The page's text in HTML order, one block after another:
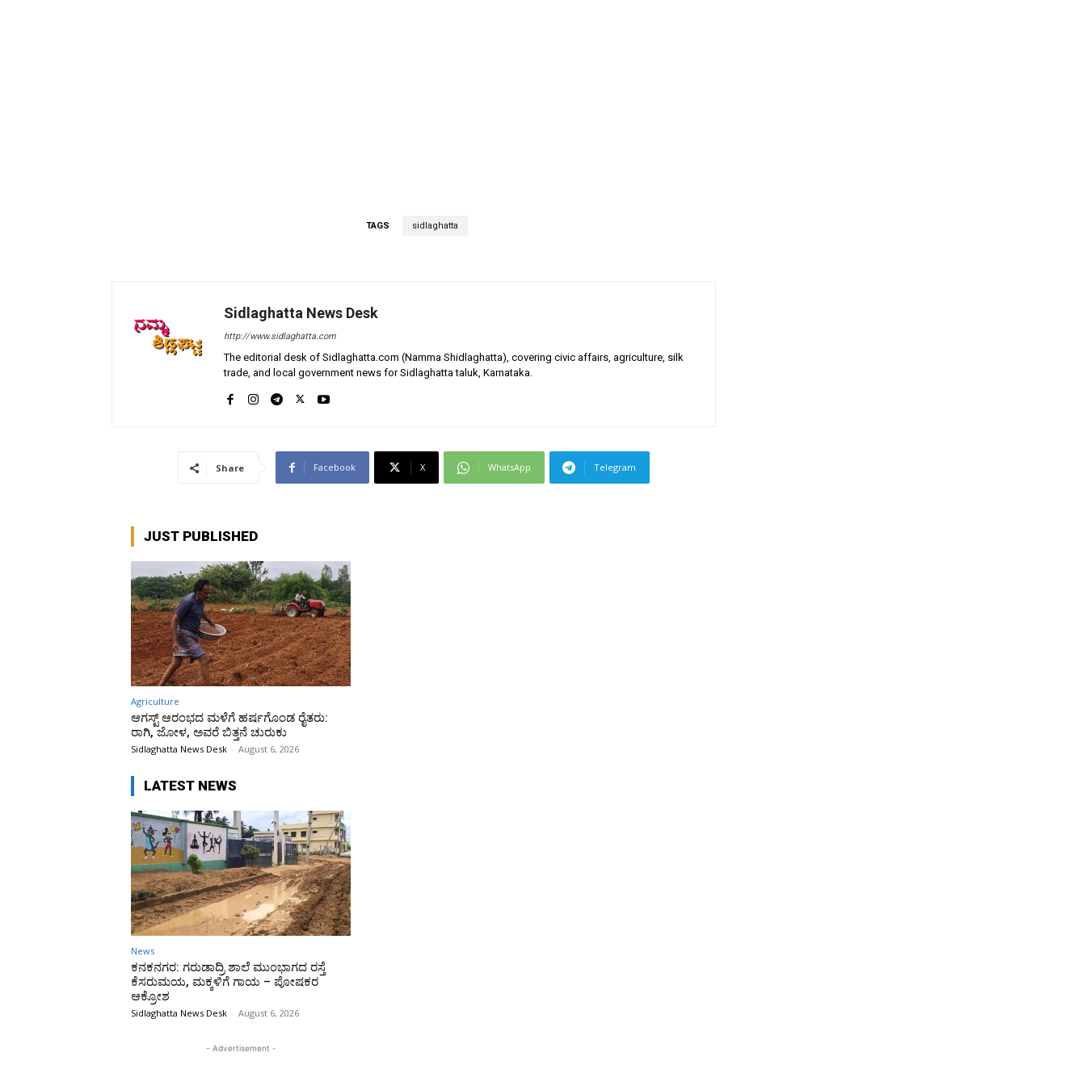
TAGS sidlaghatta
Sidlaghatta News Desk
http://www.sidlaghatta.com
The editorial desk of Sidlaghatta.com (Namma Shidlaghatta), covering civic affairs, agriculture, silk
trade, and local government news for Sidlaghatta taluk, Karnataka.
Share Facebook X WhatsApp Telegram
JUST PUBLISHED
Agriculture
ಆಗಸ್ಟ್ ಆರಂಭದ ಮಳೆಗೆ ಹರ್ಷಗೊಂಡ ರೈತರು:
ರಾಗಿ, ಜೋಳ, ಅವರೆ ಬಿತ್ತನೆ ಚುರುಕು
Sidlaghatta News Desk - August 6, 2026
LATEST NEWS
News
ಕನಕನಗರ: ಗರುಡಾದ್ರಿ ಶಾಲೆ ಮುಂಭಾಗದ ರಸ್ತೆ
ಕೆಸರುಮಯ, ಮಕ್ಕಳಿಗೆ ಗಾಯ – ಪೋಷಕರ
ಆಕ್ರೋಶ
Sidlaghatta News Desk - August 6, 2026
- Advertisement -